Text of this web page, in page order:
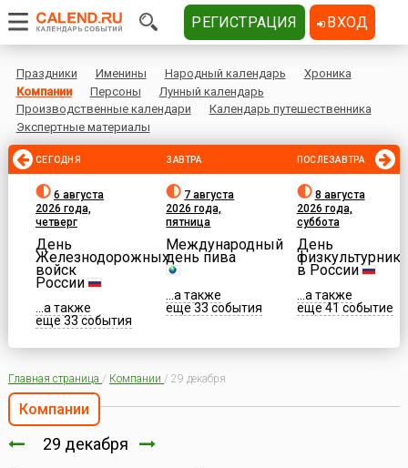
Праздники Именины Народный календарь
Хроника
Компании
Персоны
Лунный календарь
Производственные календари
Календарь путешественника
Экспертные материалы
СЕГОДНЯ
6 августа
2026 года,
четверг
День
Железнодорожных
войск
России
...а также
еще 33 события
ЗАВТРА
7 августа
2026 года,
пятница
Международный
день пива
...а также
еще 33 события
ПОСЛЕЗАВТРА
8 августа
2026 года,
суббота
День
физкультурника
в России
...а также
еще 41 событие
Главная страница / Компании / 29 декабря
Компании
29 декабря
РЕГИСТРАЦИЯ ВХОД